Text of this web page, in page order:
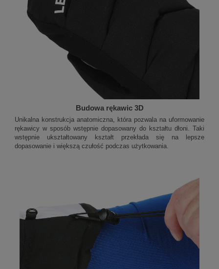
Budowa rękawic 3D
Unikalna konstrukcja anatomiczna, która pozwala na uformowanie
rękawicy w sposób wstępnie dopasowany do kształtu dłoni. Taki
wstępnie ukształtowany kształt przekłada się na lepsze
dopasowanie i większą czułość podczas użytkowania.